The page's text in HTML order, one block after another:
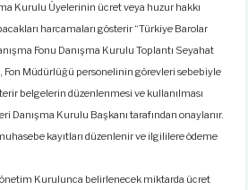
Kurulu Üyelerinin ücret veya huzur hakkı
harcamaları gösterir “Türkiye Barolar
Fonu Danışma Kurulu Toplantı Seyahat
Fon Müdürlüğü personelinin görevleri sebebiyle
belgelerin düzenlenmesi ve kullanılması
Danışma Kurulu Başkanı tarafından onaylanır.
kayıtları düzenlenir ve ilgililere ödeme
Kurulunca belirlenecek miktarda ücret